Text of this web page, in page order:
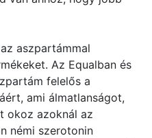
aszpartámmal
Az Equalban és
felelős a
ami álmatlanságot,
okoz azoknál az
némi szerotonin